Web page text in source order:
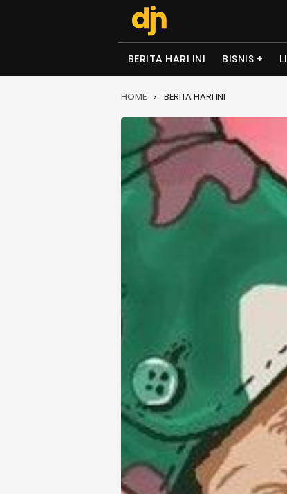
BERITA HARI INI BISNIS
HOME BERITA HARI INI